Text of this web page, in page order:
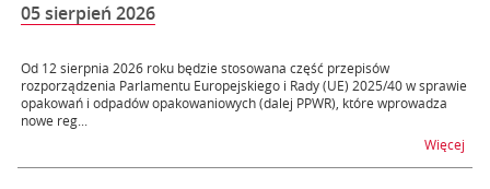
05 sierpień 2026
Od 12 sierpnia 2026 roku będzie stosowana część przepisów
rozporządzenia Parlamentu Europejskiego i Rady (UE) 2025/40 w sprawie
opakowań i odpadów opakowaniowych (dalej PPWR), które wprowadza
nowe reg...
Więcej